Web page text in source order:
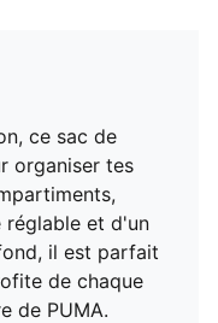
ce sac de
organiser tes
réglable et d'un
il est parfait
de chaque
de PUMA.